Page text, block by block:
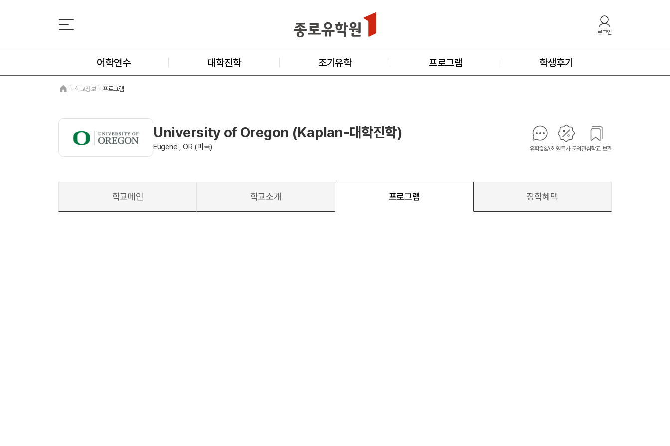
로그인
어학연수 대학진학 조기유학 프로그램 학생후기
학교정보 프로그램
University of Oregon (Kaplan-대학진학)
Eugene , OR (미국) 유학Q&A회원특가 문의관심학교 보관
학교메인 학교소개 프로그램 장학혜택